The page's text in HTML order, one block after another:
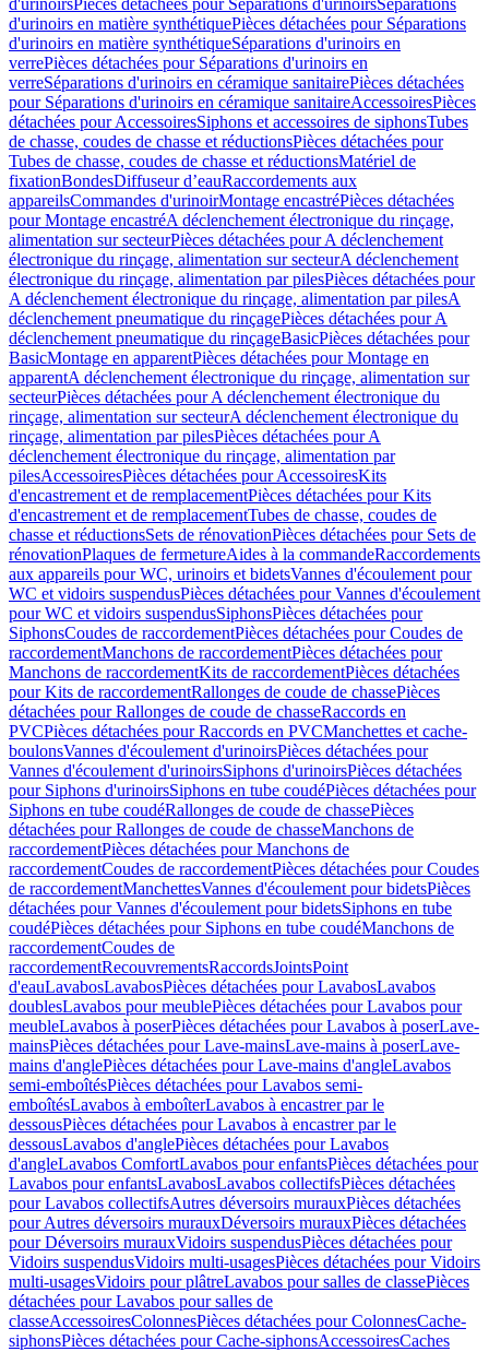
d'urinoirsPièces détachées pour Séparations d'urinoirsSéparations
d'urinoirs en matière synthétiquePièces détachées pour Séparations
d'urinoirs en matière synthétiqueSéparations d'urinoirs en
verrePièces détachées pour Séparations d'urinoirs en
verreSéparations d'urinoirs en céramique sanitairePièces détachées
pour Séparations d'urinoirs en céramique sanitaireAccessoiresPièces
détachées pour AccessoiresSiphons et accessoires de siphonsTubes
de chasse, coudes de chasse et réductionsPièces détachées pour
Tubes de chasse, coudes de chasse et réductionsMatériel de
fixationBondesDiffuseur d’eauRaccordements aux
appareilsCommandes d'urinoirMontage encastréPièces détachées
pour Montage encastréA déclenchement électronique du rinçage,
alimentation sur secteurPièces détachées pour A déclenchement
électronique du rinçage, alimentation sur secteurA déclenchement
électronique du rinçage, alimentation par pilesPièces détachées pour
A déclenchement électronique du rinçage, alimentation par pilesA
déclenchement pneumatique du rinçagePièces détachées pour A
déclenchement pneumatique du rinçageBasicPièces détachées pour
BasicMontage en apparentPièces détachées pour Montage en
apparentA déclenchement électronique du rinçage, alimentation sur
secteurPièces détachées pour A déclenchement électronique du
rinçage, alimentation sur secteurA déclenchement électronique du
rinçage, alimentation par pilesPièces détachées pour A
déclenchement électronique du rinçage, alimentation par
pilesAccessoiresPièces détachées pour AccessoiresKits
d'encastrement et de remplacementPièces détachées pour Kits
d'encastrement et de remplacementTubes de chasse, coudes de
chasse et réductionsSets de rénovationPièces détachées pour Sets de
rénovationPlaques de fermetureAides à la commandeRaccordements
aux appareils pour WC, urinoirs et bidetsVannes d'écoulement pour
WC et vidoirs suspendusPièces détachées pour Vannes d'écoulement
pour WC et vidoirs suspendusSiphonsPièces détachées pour
SiphonsCoudes de raccordementPièces détachées pour Coudes de
raccordementManchons de raccordementPièces détachées pour
Manchons de raccordementKits de raccordementPièces détachées
pour Kits de raccordementRallonges de coude de chassePièces
détachées pour Rallonges de coude de chasseRaccords en
PVCPièces détachées pour Raccords en PVCManchettes et cache-
boulonsVannes d'écoulement d'urinoirsPièces détachées pour
Vannes d'écoulement d'urinoirsSiphons d'urinoirsPièces détachées
pour Siphons d'urinoirsSiphons en tube coudéPièces détachées pour
Siphons en tube coudéRallonges de coude de chassePièces
détachées pour Rallonges de coude de chasseManchons de
raccordementPièces détachées pour Manchons de
raccordementCoudes de raccordementPièces détachées pour Coudes
de raccordementManchettesVannes d'écoulement pour bidetsPièces
détachées pour Vannes d'écoulement pour bidetsSiphons en tube
coudéPièces détachées pour Siphons en tube coudéManchons de
raccordementCoudes de
raccordementRecouvrementsRaccordsJointsPoint
d'eauLavabosLavabosPièces détachées pour LavabosLavabos
doublesLavabos pour meublePièces détachées pour Lavabos pour
meubleLavabos à poserPièces détachées pour Lavabos à poserLave-
mainsPièces détachées pour Lave-mainsLave-mains à poserLave-
mains d'anglePièces détachées pour Lave-mains d'angleLavabos
semi-emboîtésPièces détachées pour Lavabos semi-
emboîtésLavabos à emboîterLavabos à encastrer par le
dessousPièces détachées pour Lavabos à encastrer par le
dessousLavabos d'anglePièces détachées pour Lavabos
d'angleLavabos ComfortLavabos pour enfantsPièces détachées pour
Lavabos pour enfantsLavabosLavabos collectifsPièces détachées
pour Lavabos collectifsAutres déversoirs murauxPièces détachées
pour Autres déversoirs murauxDéversoirs murauxPièces détachées
pour Déversoirs murauxVidoirs suspendusPièces détachées pour
Vidoirs suspendusVidoirs multi-usagesPièces détachées pour Vidoirs
multi-usagesVidoirs pour plâtreLavabos pour salles de classePièces
détachées pour Lavabos pour salles de
classeAccessoiresColonnesPièces détachées pour ColonnesCache-
siphonsPièces détachées pour Cache-siphonsAccessoiresCaches